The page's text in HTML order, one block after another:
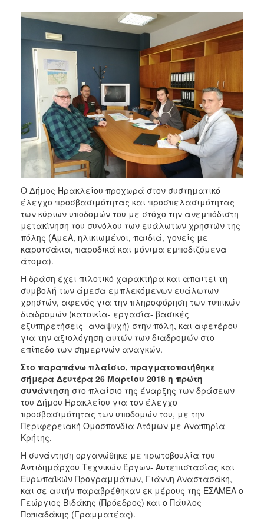
2015
2013
2012
2011
2010
2006
ΤΟΠΟΣ
ΠΟΛΙΤΙΣΜΟΣ
ΑΝΘΕΚΤΙΚΗ
ΠΟΛΗ
Ο Δήμος Ηρακλείου προχωρά στον συστηματικό
έλεγχο προσβασιμότητας και προσπελασιμότητας
των κύριων υποδομών του με στόχο την ανεμπόδιστη
μετακίνηση του συνόλου των ευάλωτων χρηστών της
πόλης (ΑμεΑ, ηλικιωμένοι, παιδιά, γονείς με
καροτσάκια, παροδικά και μόνιμα εμποδιζόμενα
άτομα).
Η δράση έχει πιλοτικό χαρακτήρα και απαιτεί τη
συμβολή των άμεσα εμπλεκόμενων ευάλωτων
χρηστών, αφενός για την πληροφόρηση των τυπικών
διαδρομών (κατοικία- εργασία- βασικές
εξυπηρετήσεις- αναψυχή) στην πόλη, και αφετέρου
για την αξιολόγηση αυτών των διαδρομών στο
επίπεδο των σημερινών αναγκών.
Στο παραπάνω πλαίσιο, πραγματοποιήθηκε
σήμερα Δευτέρα 26 Μαρτίου 2018 η πρώτη
συνάντηση στο πλαίσιο της έναρξης των δράσεων
του Δήμου Ηρακλείου για τον έλεγχο
προσβασιμότητας των υποδομών του, με την
Περιφερειακή Ομοσπονδία Ατόμων με Αναπηρία
Κρήτης.
Η συνάντηση οργανώθηκε με πρωτοβουλία του
Αντιδημάρχου Τεχνικών Έργων- Αυτεπιστασίας και
Ευρωπαϊκών Προγραμμάτων, Γιάννη Αναστασάκη,
και σε αυτήν παραβρέθηκαν εκ μέρους της ΕΣΑΜΕΑ ο
Γεώργιος Βιδάκης (Πρόεδρος) και ο Πάυλος
Παπαδάκης (Γραμματέας).